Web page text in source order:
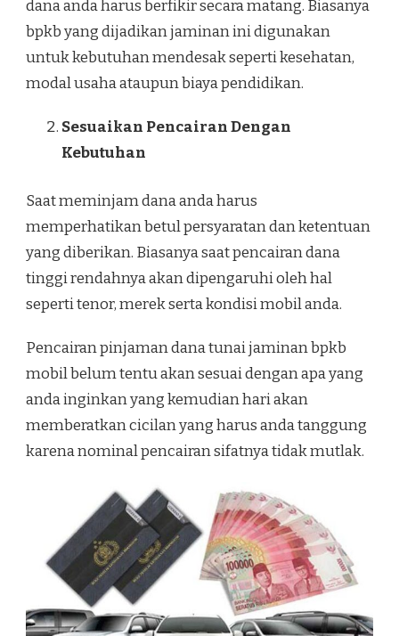
dana anda harus berfikir secara matang. Biasanya
bpkb yang dijadikan jaminan ini digunakan
untuk kebutuhan mendesak seperti kesehatan,
modal usaha ataupun biaya pendidikan.
Sesuaikan Pencairan Dengan
Kebutuhan
Saat meminjam dana anda harus
memperhatikan betul persyaratan dan ketentuan
yang diberikan. Biasanya saat pencairan dana
tinggi rendahnya akan dipengaruhi oleh hal
seperti tenor, merek serta kondisi mobil anda.
Pencairan pinjaman dana tunai jaminan bpkb
mobil belum tentu akan sesuai dengan apa yang
anda inginkan yang kemudian hari akan
memberatkan cicilan yang harus anda tanggung
karena nominal pencairan sifatnya tidak mutlak.